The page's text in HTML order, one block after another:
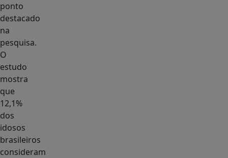
ponto
destacado
na
pesquisa.
O
estudo
mostra
que
12,1%
dos
idosos
brasileiros
consideram